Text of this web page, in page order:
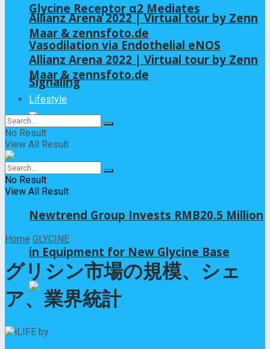
Glycine Receptor α2 Mediates
Vasodilation via Endothelial eNOS
Signaling
Newtrend Group Invests RMB20.5 Million
in Equipment for New Glycine Base
Allianz Arena 2022 | Virtual tour by Zenn
Maar & zennsfoto.de
Allianz Arena 2022 | Virtual tour by Zenn
Maar & zennsfoto.de
Lifestyle
No Result
View All Result
No Result
View All Result
Home GLYCINE
グリシン市場の規模、シェ
ア、業界統計
by